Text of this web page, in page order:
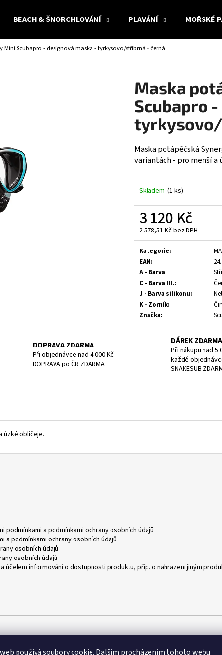
používá soubory cookie. Dalším procházením tohoto webu
BEACH & ŠNORCHLOVÁNÍ PLAVÁNÍ MOŘSKÉ
Mini Scubapro - designová maska - tyrkysovo/stříbrná - černá
Maska
Scubapro
Maska potápěčská
variantách - pro menší a
Skladem (1 ks)
3 120 Kč
2 578,51 Kč bez DPH
Měrná
cena:
Kategorie:
EAN:
A - Barva:
C - Barva III.:
J - Barva silikonu:
K - Zorník:
Značka:
DOPRAVA ZDARMA
Při objednávce nad 4 000 Kč
DOPRAVA po ČR ZDARMA
DÁREK ZDARMA
Při nákupu nad 5
každé
SNAKESUB
úzké obličeje.
Co potřebujete najít?
HLEDAT
POTÁPĚČSKÁ
1 190 Kč
podmínkami a podmínkami ochrany osobních údajů
a podmínkami ochrany osobních údajů
osobních údajů
osobních údajů
účelem informování o dostupnosti produktu, příp. o nahrazení jiným